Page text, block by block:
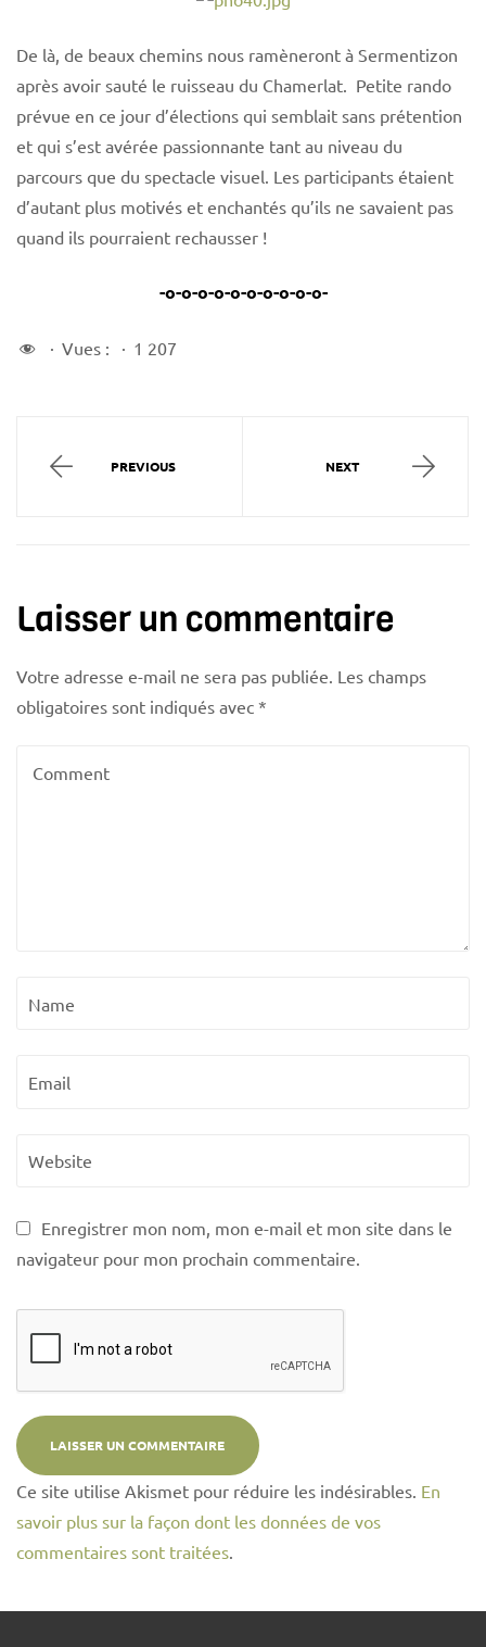
De là, de beaux chemins nous ramèneront à Sermentizon
après avoir sauté le ruisseau du Chamerlat. Petite rando
prévue en ce jour d’élections qui semblait sans prétention
et qui s’est avérée passionnante tant au niveau du
parcours que du spectacle visuel. Les participants étaient
d’autant plus motivés et enchantés qu’ils ne savaient pas
quand ils pourraient rechausser !
-o-o-o-o-o-o-o-o-o-o-
Vues : 1 207
PREVIOUS NEXT
Laisser un commentaire
Votre adresse e-mail ne sera pas publiée. Les champs
obligatoires sont indiqués avec *
Enregistrer mon nom, mon e-mail et mon site dans le
navigateur pour mon prochain commentaire.
Ce site utilise Akismet pour réduire les indésirables. En
savoir plus sur la façon dont les données de vos
commentaires sont traitées